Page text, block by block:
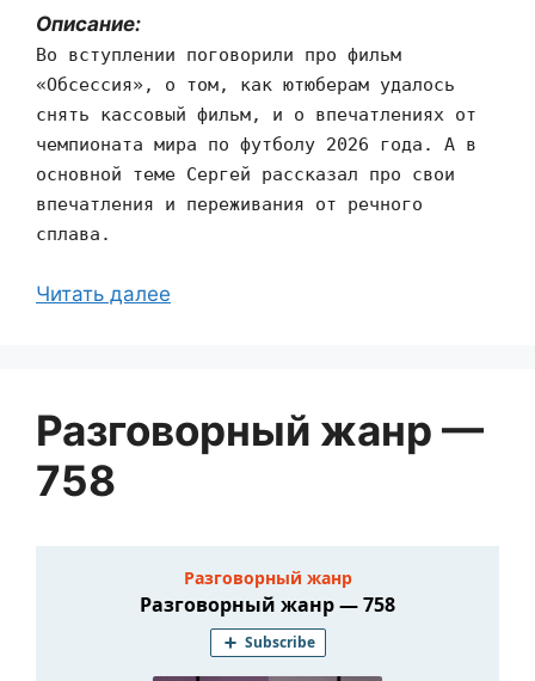
Описание:
Во вступлении поговорили про фильм
«Обсессия», о том, как ютюберам удалось
снять кассовый фильм, и о впечатлениях от
чемпионата мира по футболу 2026 года. А в
основной теме Сергей рассказал про свои
впечатления и переживания от речного
сплава.
Читать далее
Разговорный жанр —
758